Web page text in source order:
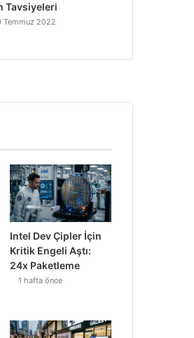
Tavsiyeleri
Temmuz 2022
Intel Dev Çipler İçin
Kritik Engeli Aştı:
24x Paketleme
1 hafta önce